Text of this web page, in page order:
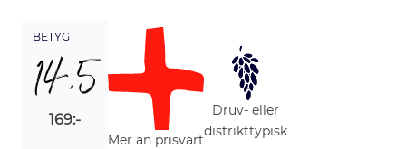
BETYG
14,5
169:-
Mer än prisvärt
Druv- eller
distrikttypisk